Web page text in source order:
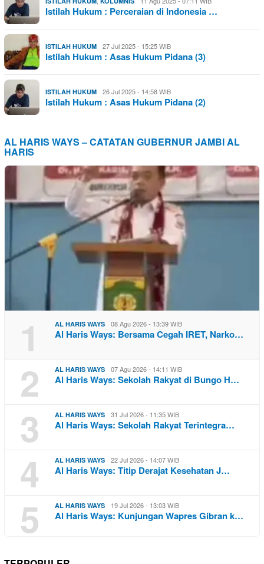
Istilah Hukum : Perceraian di Indonesia …
ISTILAH HUKUM 27 Jul 2025 - 15:25 WIB
Istilah Hukum : Asas Hukum Pidana (3)
ISTILAH HUKUM 26 Jul 2025 - 14:58 WIB
Istilah Hukum : Asas Hukum Pidana (2)
AL HARIS WAYS – CATATAN GUBERNUR JAMBI AL
HARIS
1 AL HARIS WAYS 08 Agu 2026 - 13:39 WIB
Al Haris Ways: Bersama Cegah IRET, Narko…
2 AL HARIS WAYS 07 Agu 2026 - 14:11 WIB
Al Haris Ways: Sekolah Rakyat di Bungo H…
3 AL HARIS WAYS 31 Jul 2026 - 11:35 WIB
Al Haris Ways: Sekolah Rakyat Terintegra…
4 AL HARIS WAYS 22 Jul 2026 - 14:07 WIB
Al Haris Ways: Titip Derajat Kesehatan J…
5 AL HARIS WAYS 19 Jul 2026 - 13:03 WIB
Al Haris Ways: Kunjungan Wapres Gibran k…